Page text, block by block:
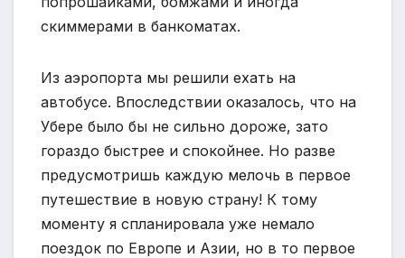
скиммерами в банкоматах.
Из аэропорта мы решили ехать на
автобусе. Впоследствии оказалось, что на
Убере было бы не сильно дороже, зато
гораздо быстрее и спокойнее. Но разве
предусмотришь каждую мелочь в первое
путешествие в новую страну! К тому
моменту я спланировала уже немало
поездок по Европе и Азии, но в то первое